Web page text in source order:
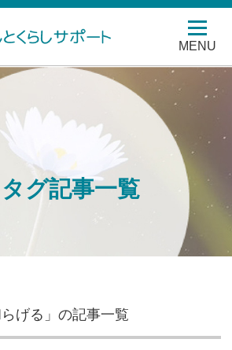
MENU
タグ記事一覧
げる」の記事一覧